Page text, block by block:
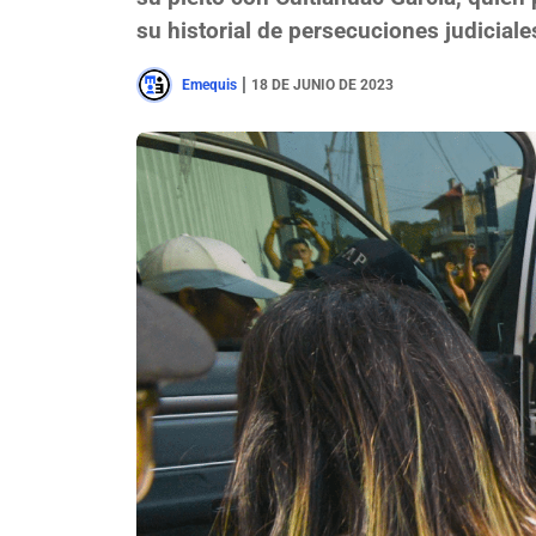
su historial de persecuciones
Emequis 18 DE JUNIO DE 2023